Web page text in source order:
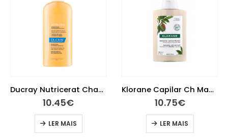
Ducray Nutricerat Champô 200ml
10.45€
LER MAIS
Klorane Capilar Ch Mant Cupuacu Bio 200Ml
10.75€
LER MAIS